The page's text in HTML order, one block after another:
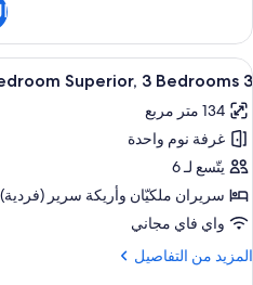
Studio
Premier,
1
Bed
استعراض
جميع
صور
3
Bedroom
Superior,
3
Bedrooms
8 3 Bedroom Superior, 3 Bedrooms
134 متر مربع
غرفة نوم واحدة
يتّسع لـ 6
سريران ملكيّان‫‬ وأريكة سرير (فردية)
واي فاي مجاني
المزيد من التفاصيل
المزيد